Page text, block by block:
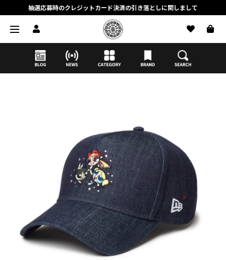
抽選応募時のクレジットカード決済の引き落としに関しまして
【応募前に必ずお読みください】抽選応募に関する注意事項
MORTAR ONLINE STOREの会員に関しまして